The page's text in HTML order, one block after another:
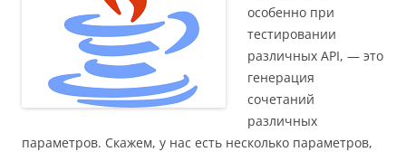
особенно при
тестировании
различных API, — это
генерация
сочетаний
различных
параметров. Скажем, у нас есть несколько параметров,